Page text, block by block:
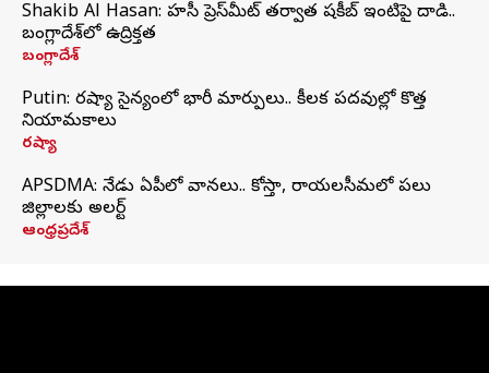
Shakib Al Hasan: హసీనా ప్రెస్‌మీట్‌ తర్వాత షకీబ్‌ ఇంటిపై దాడి..
బంగ్లాదేశ్‌లో ఉద్రిక్తత
బంగ్లాదేశ్
Putin: రష్యా సైన్యంలో భారీ మార్పులు.. కీలక పదవుల్లో కొత్త
నియామకాలు
రష్యా
APSDMA: నేడు ఏపీలో వానలు.. కోస్తా, రాయలసీమలో పలు
జిల్లాలకు అలర్ట్
ఆంధ్రప్రదేశ్